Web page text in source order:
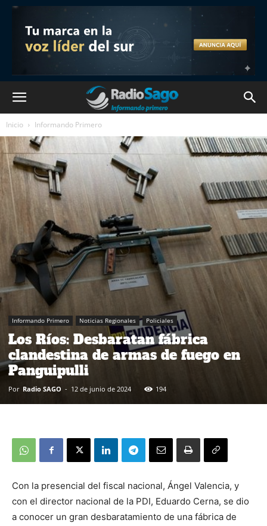
Inicio Informando Primero
Informando Primero Noticias Regionales Policiales
Los Ríos: Desbaratan fábrica
clandestina de armas de fuego en
Panguipulli
Por Radio SAGO - 12 de junio de 2024 194
Con la presencial del fiscal nacional, Ángel Valencia, y
con el director nacional de la PDI, Eduardo Cerna, se dio
a conocer un gran desbaratamiento de una fábrica de